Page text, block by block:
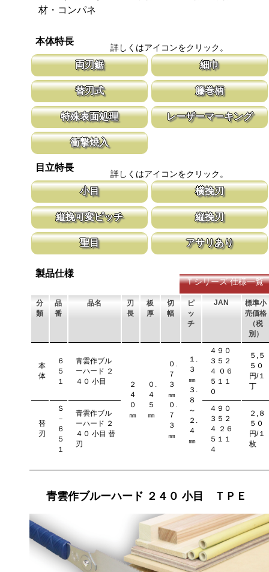
材・コンパネ
本体特長
詳しくはアイコンをクリック。
両刃鋸
縦挽刃と横挽刃が１丁で使用頂ける造作用の両刃鋸です。 造作鋸
は目立ピッチが標準より小さな目立てを施し、仕上がりも重視して
います。
細巾
刃幅が従来のサイズよりも細くしてあり
幅が細いと安定性が増し、切れ味が向上し
替刃式
新しい鋸刃に取り替える事で、ご購入時の切れ味が復活します。
鋸刃のマーキング（右下）に替刃品番を明記しています。
籐巻柄
適度な隙間が出来る事で、汗などでべた付
す。木製のグリップに籐を巻く事で強度を
の籐巻柄です。
特殊表面処理
鋸刃表面にメッキ処理をして、サビから鋸をまもっています。 サ
ビにより切断材料を汚す心配がありません。
レーザーマーキング
衝撃焼入
耐摩耗性に優れ、粘りのある刃に仕上がります。これが永切れする
目立特長
詳しくはアイコンをクリック。
小目
通常目立より小さな目立てを施した商品です。 両刃鋸のタイプは
細工と造作作業に。 折込タイプは竹林の伐採作業も可能です。
横挽刃
木材の繊維をある一定の巾で連続して切り
ます。 横挽刃を縦挽に使用すると、けっ
ません。
縦挽可変ピッチ
刃先はピッチが大きく、刃元へ行くほど小さくなる目立てで、刃全
体で均等に切進むことが出来るようにした目立てです。
縦挽刃
刃の先端部分が平らになっており、彫刻刀
なって材木の表面を削り取って行きます。
聖目
ています。 段差の低い刃は大鋸屑の排出のみ働きます。
アサリあり
製品仕様
Ｔシリーズ 仕様一覧
分
類
品
番
品名
刃
長
板
厚
切
幅
ピ
ッ
チ
JAN
標準小
売価格
（税
別）
本
体
６
５
１
青雲作ブル
ーハード ２
４０ 小目
２
４
０
㎜
０.
４
５
㎜
０.
７
３
㎜
０.
７
３
㎜
１.
３
㎜
３.
８
～
２.
４
㎜
４９０
３５２
４ ０６
５１１
０
５,５
５０
円/１
丁
替
刃
Ｓ
－
６
５
１
青雲作ブル
ーハード ２
４０ 小目 替
刃
４９０
３５２
４ ２６
５１１
４
２,８
５０
円/１
枚
青雲作ブルーハード ２４０ 小目 ＴＰＥ